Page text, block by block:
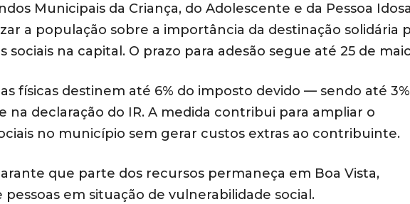
Municipais da Criança, do Adolescente e da Pessoa
a população sobre a importância da destinação solidária
na capital. O prazo para adesão segue até 25 de
físicas destinem até 6% do imposto devido — sendo até
declaração do IR. A medida contribui para ampliar o
no município sem gerar custos extras ao contribuinte.
que parte dos recursos permaneça em Boa Vista,
em situação de vulnerabilidade social.